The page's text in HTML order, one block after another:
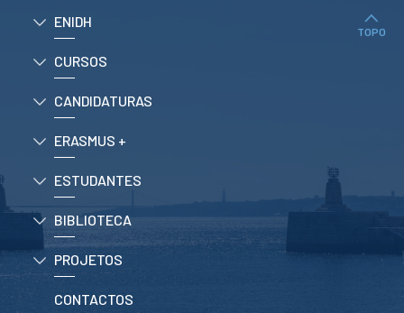
Estudantes
Internacionais
Reingresso
Cursos
Erasmus
ESTUDANTES
Informação
Académica
Ação Social
Informática
Desporto Escolar
ENIDH
CURSOS
CANDIDATURAS
ERASMUS +
ESTUDANTES
BIBLIOTECA
PROJETOS
CONTACTOS
TOPO